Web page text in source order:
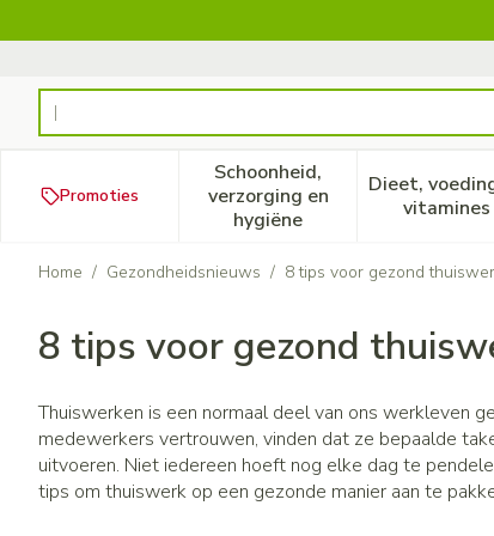
Product, merk, categorie...
Promoties
Schoonheid,
verzorging en
hygiëne
Toon submenu voor
Dieet,
vitamines
Home / Gezondheidsnieuws / 8 tips voor gezond
8 tips voor gezond
Thuiswerken is een normaal deel van ons werkleven
medewerkers vertrouwen, vinden dat ze bepaalde
uitvoeren. Niet iedereen hoeft nog elke dag te
tips om thuiswerk op een gezonde manier aan te